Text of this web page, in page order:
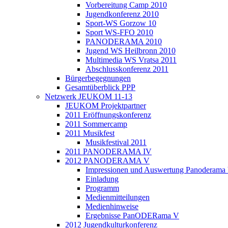
Vorbereitung Camp 2010
Jugendkonferenz 2010
Sport-WS Gorzow 10
Sport WS-FFO 2010
PANODERAMA 2010
Jugend WS Heilbronn 2010
Multimedia WS Vratsa 2011
Abschlusskonferenz 2011
Bürgerbegegnungen
Gesamtüberblick PPP
Netzwerk JEUKOM 11-13
JEUKOM Projektpartner
2011 Eröffnungskonferenz
2011 Sommercamp
2011 Musikfest
Musikfestival 2011
2011 PANODERAMA IV
2012 PANODERAMA V
Impressionen und Auswertung
Einladung
Programm
Medienmitteilungen
Medienhinweise
Ergebnisse PanODERama V
2012 Jugendkulturkonferenz